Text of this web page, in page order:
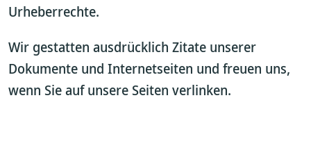
Urheberrechte.
Wir gestatten ausdrücklich Zitate unserer
Dokumente und Internetseiten und freuen uns,
wenn Sie auf unsere Seiten verlinken.